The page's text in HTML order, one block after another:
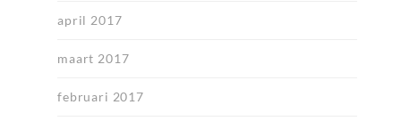
april 2017
maart 2017
februari 2017